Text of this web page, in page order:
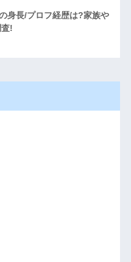
身長/プロフ経歴は?家族や
!